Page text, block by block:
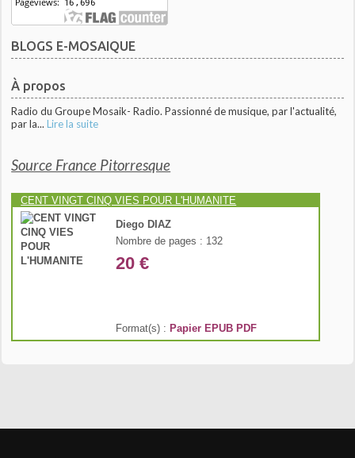
BLOGS E-MOSAIQUE
À propos
Radio du Groupe Mosaik- Radio. Passionné de musique, par l'actualité,
par la... Lire la suite
Source France Pitorresque
CENT VINGT CINQ VIES POUR L'HUMANITE
Diego DIAZ
Nombre de pages : 132
20 €
Format(s) : Papier EPUB PDF